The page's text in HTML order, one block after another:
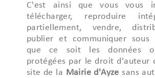
C'est ainsi que vous vous
télécharger, reproduire
partiellement, vendre,
publier et communiquer sous
que ce soit les données
protégées par le droit d'auteur
site de la Mairie d'Ayze sans